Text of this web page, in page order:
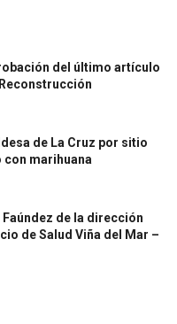
del último artículo
de La Cruz por sitio
con marihuana
Faúndez de la dirección
de Salud Viña del Mar –